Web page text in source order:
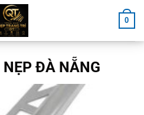
0
NẸP ĐÀ NẴNG